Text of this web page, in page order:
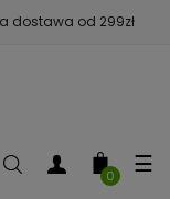
dostawa od 299zł
☰
0